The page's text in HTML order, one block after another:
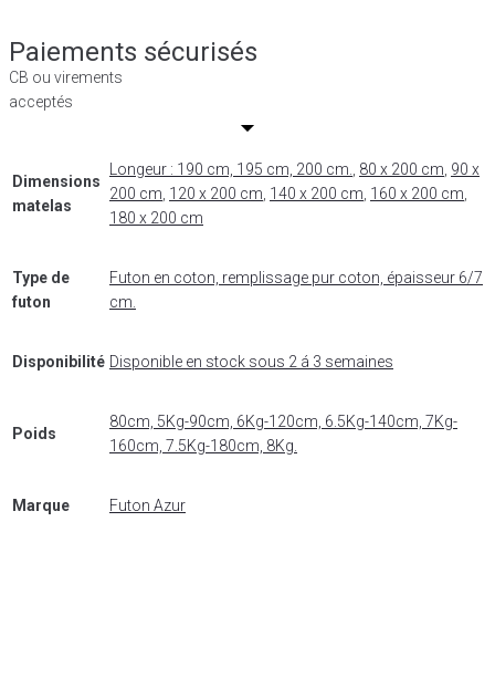
Paiements sécurisés
CB ou virements
acceptés
Dimensions
matelas
Longeur : 190 cm, 195 cm, 200 cm. 80 x 200 cm 90 x
200 cm 120 x 200 cm 140 x 200 cm 160 x 200 cm
180 x 200 cm
Type de
futon
Futon en coton, remplissage pur coton, épaisseur 6/7
cm.
Disponibilité Disponible en stock sous 2 á 3 semaines
Poids
80cm, 5Kg-90cm, 6Kg-120cm, 6.5Kg-140cm, 7Kg-
160cm, 7.5Kg-180cm, 8Kg.
Marque Futon Azur